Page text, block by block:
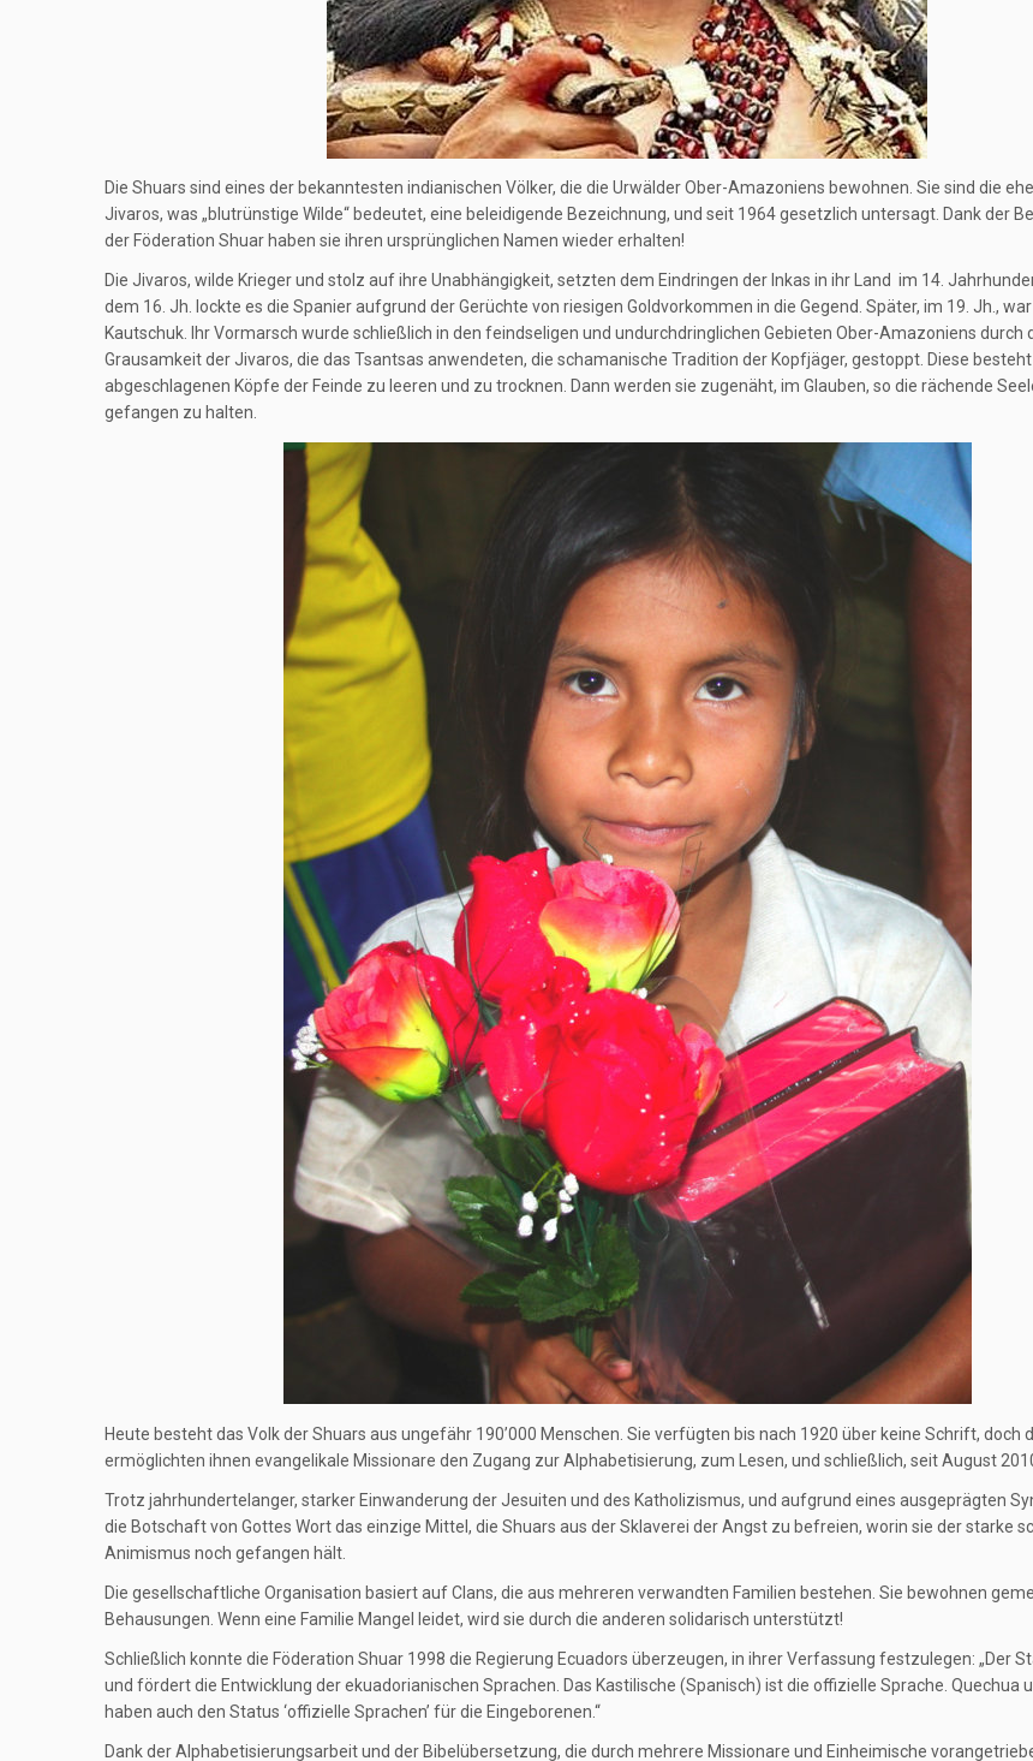
Die Shuars sind eines der bekanntesten indianischen Völker, die die Urwälder Ober-Amazoniens bewohnen. Sie sind die
Jivaros, was „blutrünstige Wilde“ bedeutet, eine beleidigende Bezeichnung, und seit 1964 gesetzlich untersagt. Dank der
der Föderation Shuar haben sie ihren ursprünglichen Namen wieder erhalten!
Die Jivaros, wilde Krieger und stolz auf ihre Unabhängigkeit, setzten dem Eindringen der Inkas in ihr Land im 14.
dem 16. Jh. lockte es die Spanier aufgrund der Gerüchte von riesigen Goldvorkommen in die Gegend. Später, im 19. Jh.,
Kautschuk. Ihr Vormarsch wurde schließlich in den feindseligen und undurchdringlichen Gebieten Ober-Amazoniens durch
Grausamkeit der Jivaros, die das Tsantsas anwendeten, die schamanische Tradition der Kopfjäger, gestoppt. Diese
abgeschlagenen Köpfe der Feinde zu leeren und zu trocknen. Dann werden sie zugenäht, im Glauben, so die rächende
gefangen zu halten.
Heute besteht das Volk der Shuars aus ungefähr 190’000 Menschen. Sie verfügten bis nach 1920 über keine Schrift, doch
ermöglichten ihnen evangelikale Missionare den Zugang zur Alphabetisierung, zum Lesen, und schließlich, seit August
Trotz jahrhundertelanger, starker Einwanderung der Jesuiten und des Katholizismus, und aufgrund eines ausgeprägten
die Botschaft von Gottes Wort das einzige Mittel, die Shuars aus der Sklaverei der Angst zu befreien, worin sie der starke
Animismus noch gefangen hält.
Die gesellschaftliche Organisation basiert auf Clans, die aus mehreren verwandten Familien bestehen. Sie bewohnen
Behausungen. Wenn eine Familie Mangel leidet, wird sie durch die anderen solidarisch unterstützt!
Schließlich konnte die Föderation Shuar 1998 die Regierung Ecuadors überzeugen, in ihrer Verfassung festzulegen: „Der
und fördert die Entwicklung der ekuadorianischen Sprachen. Das Kastilische (Spanisch) ist die offizielle Sprache. Quechua
haben auch den Status ‘offizielle Sprachen’ für die Eingeborenen.“
Dank der Alphabetisierungsarbeit und der Bibelübersetzung, die durch mehrere Missionare und Einheimische